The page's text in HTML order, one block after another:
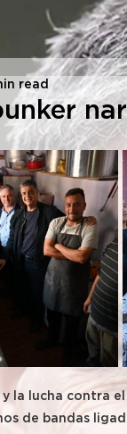
read
y la lucha contra
de bandas